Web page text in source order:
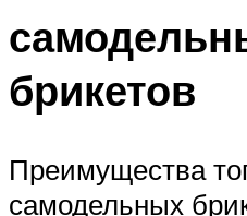
брикетов
Преимущества
самодельных